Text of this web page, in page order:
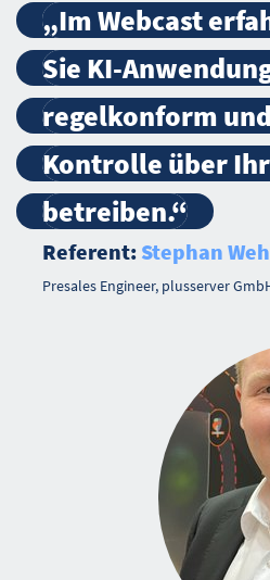
„Im Webcast
Sie KI-
regelkonform
Kontrolle über
betreiben.“
Referent: Stephan
Presales Engineer, plusserver